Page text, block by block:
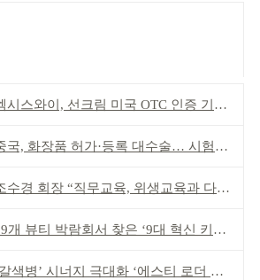
시스와이, 선크림 미국 OTC 인증 기념 이벤트
국, 화장품 허가·등록 대수술… 시험자료 공용 허용
수경 회장 “직무교육, 위생교육과 다르다”
개 뷰티 박람회서 찾은 ‘9대 혁신 키워드’
색병’ 시너지 극대화 ‘에스티 로더 스킨부스터’ 출시